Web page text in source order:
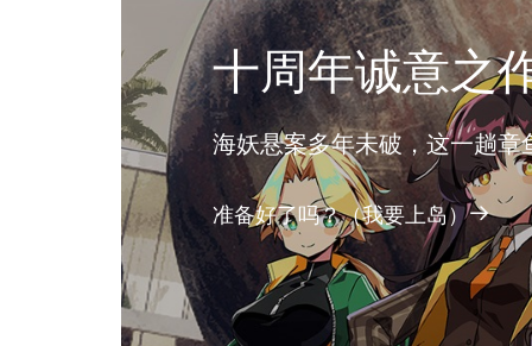
十周年诚意之
海妖悬案多年未破，这一趟
准备好了吗？（我要上岛）
进入游戏，破解疑团（查看详情
I Want to Play A Game.（加入游